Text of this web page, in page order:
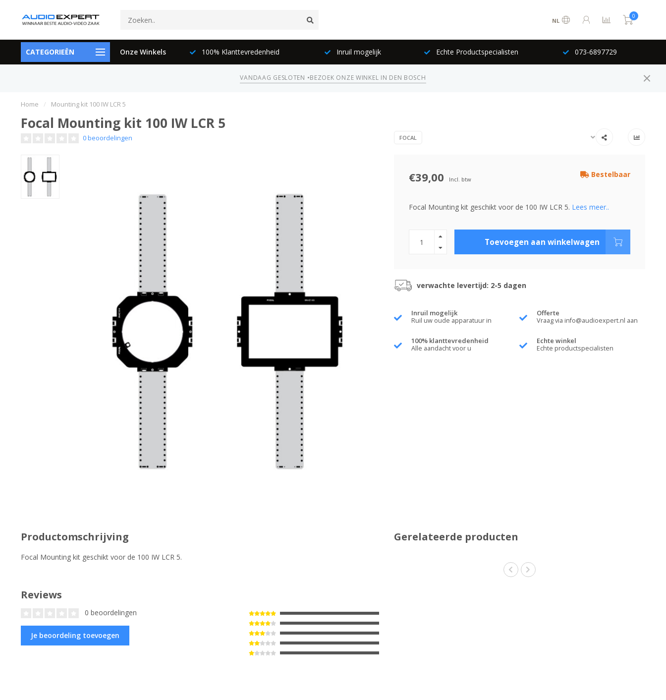
NL
0
CATEGORIEËN Onze Winkels
073-6897729 100% Klanttevredenheid Inruil mogelijk Echte Productspecialisten 073-6897729
VANDAAG GESLOTEN •BEZOEK ONZE WINKEL IN DEN BOSCH
Home / Mounting kit 100 IW LCR 5
Focal Mounting kit 100 IW LCR 5
0 beoordelingen FOCAL
€39,00 Incl. btw
Bestelbaar
Focal Mounting kit geschikt voor de 100 IW LCR 5. Lees meer..
Toevoegen aan winkelwagen
verwachte levertijd: 2-5 dagen
Inruil mogelijk
Ruil uw oude apparatuur in
Offerte
Vraag via info@audioexpert.nl aan
100% klanttevredenheid
Alle aandacht voor u
Echte winkel
Echte productspecialisten
Productomschrijving
Focal Mounting kit geschikt voor de 100 IW LCR 5.
Reviews
0 beoordelingen
Je beoordeling toevoegen
Gerelateerde producten